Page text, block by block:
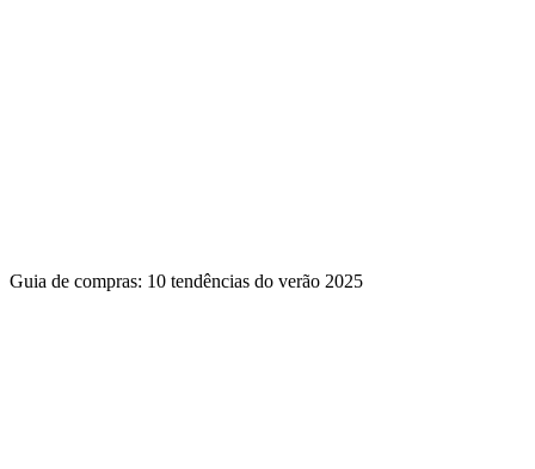
Guia de compras: 10 tendências do verão 2025